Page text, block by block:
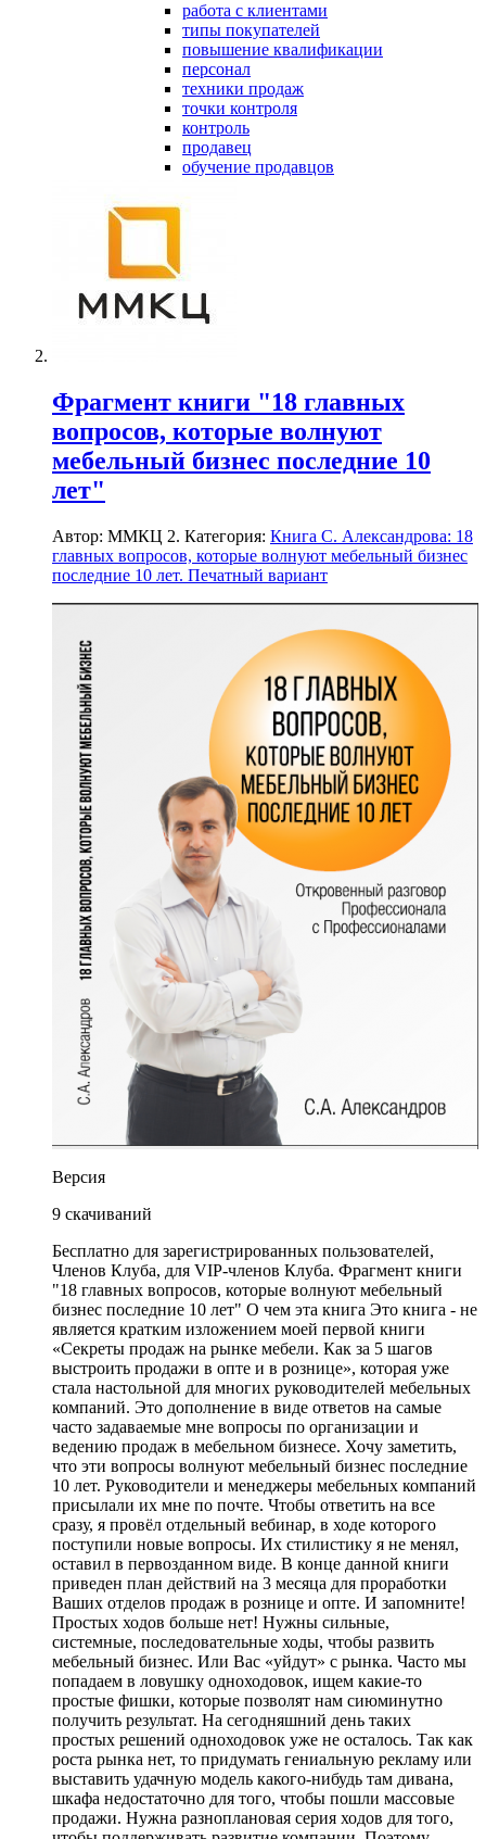
работа с клиентами
типы покупателей
повышение квалификации
персонал
техники продаж
точки контроля
контроль
продавец
обучение продавцов
Фрагмент книги "18 главных
вопросов, которые волнуют
мебельный бизнес последние 10
лет"
Автор: ММКЦ 2. Категория: Книга С. Александрова: 18
главных вопросов, которые волнуют мебельный бизнес
последние 10 лет. Печатный вариант
Версия
9 скачиваний
Бесплатно для зарегистрированных пользователей,
Членов Клуба, для VIP-членов Клуба. Фрагмент книги
"18 главных вопросов, которые волнуют мебельный
бизнес последние 10 лет" О чем эта книга Это книга - не
является кратким изложением моей первой книги
«Секреты продаж на рынке мебели. Как за 5 шагов
выстроить продажи в опте и в рознице», которая уже
стала настольной для многих руководителей мебельных
компаний. Это дополнение в виде ответов на самые
часто задаваемые мне вопросы по организации и
ведению продаж в мебельном бизнесе. Хочу заметить,
что эти вопросы волнуют мебельный бизнес последние
10 лет. Руководители и менеджеры мебельных компаний
присылали их мне по почте. Чтобы ответить на все
сразу, я провёл отдельный вебинар, в ходе которого
поступили новые вопросы. Их стилистику я не менял,
оставил в первозданном виде. В конце данной книги
приведен план действий на 3 месяца для проработки
Ваших отделов продаж в рознице и опте. И запомните!
Простых ходов больше нет! Нужны сильные,
системные, последовательные ходы, чтобы развить
мебельный бизнес. Или Вас «уйдут» с рынка. Часто мы
попадаем в ловушку одноходовок, ищем какие-то
простые фишки, которые позволят нам сиюминутно
получить результат. На сегодняшний день таких
простых решений одноходовок уже не осталось. Так как
роста рынка нет, то придумать гениальную рекламу или
выставить удачную модель какого-нибудь там дивана,
шкафа недостаточно для того, чтобы пошли массовые
продажи. Нужна разноплановая серия ходов для того,